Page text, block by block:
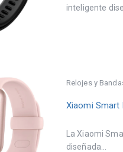
inteligente
Relojes y
Xiaomi Smart
La Xiaomi
diseñada...